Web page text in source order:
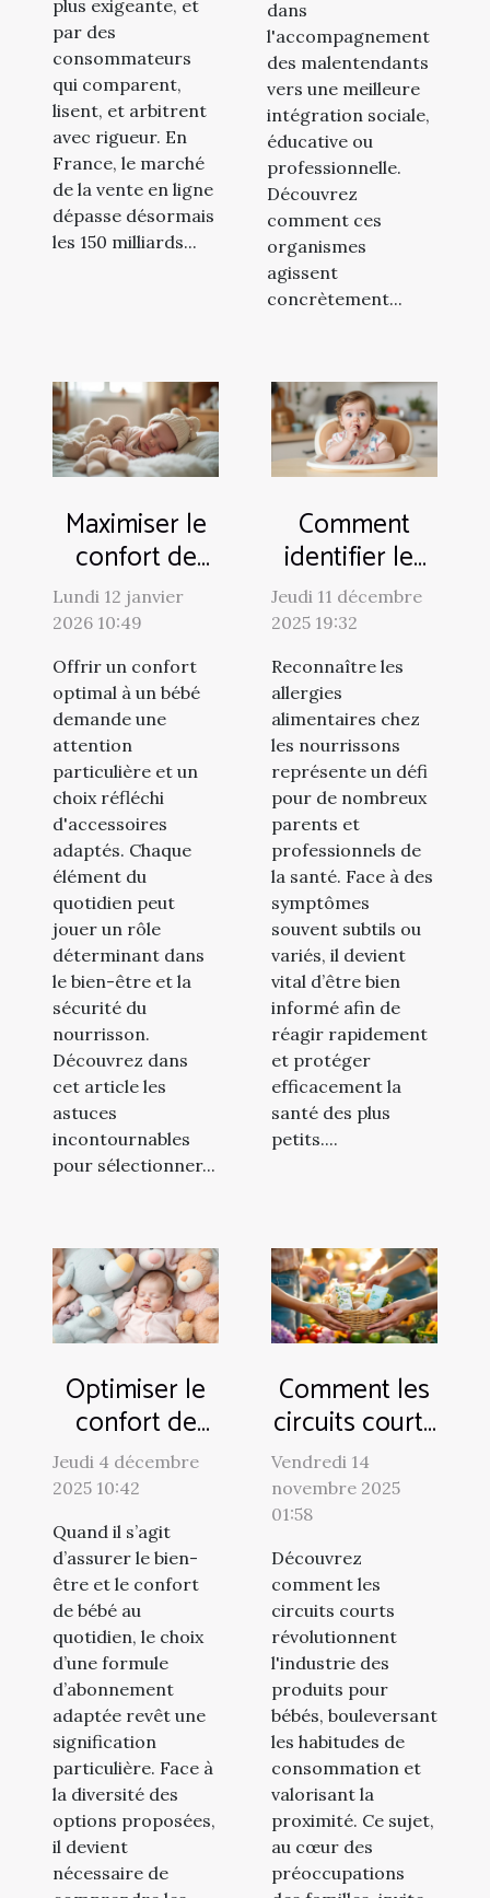
plus exigeante, et
par des
consommateurs
qui comparent,
lisent, et arbitrent
avec rigueur. En
France, le marché
de la vente en ligne
dépasse désormais
les 150 milliards...
dans
l'accompagnement
des malentendants
vers une meilleure
intégration sociale,
éducative ou
professionnelle.
Découvrez
comment ces
organismes
agissent
concrètement...
Maximiser le
confort de
bébé : choisir
les meilleurs
accessoires
Lundi 12 janvier
2026 10:49
Offrir un confort
optimal à un bébé
demande une
attention
particulière et un
choix réfléchi
d'accessoires
adaptés. Chaque
élément du
quotidien peut
jouer un rôle
déterminant dans
le bien-être et la
sécurité du
nourrisson.
Découvrez dans
cet article les
astuces
incontournables
pour sélectionner...
Comment
identifier les
allergies
alimentaires
chez les
nourrissons ?
Jeudi 11 décembre
2025 19:32
Reconnaître les
allergies
alimentaires chez
les nourrissons
représente un défi
pour de nombreux
parents et
professionnels de
la santé. Face à des
symptômes
souvent subtils ou
variés, il devient
vital d’être bien
informé afin de
réagir rapidement
et protéger
efficacement la
santé des plus
petits....
Optimiser le
confort de
bébé : quelle
formule
d'abonnement
choisir ?
Jeudi 4 décembre
2025 10:42
Quand il s’agit
d’assurer le bien-
être et le confort
de bébé au
quotidien, le choix
d’une formule
d’abonnement
adaptée revêt une
signification
particulière. Face à
la diversité des
options proposées,
il devient
nécessaire de
Comment les
circuits courts
transforment
l'industrie des
produits pour
bébés ?
Vendredi 14
novembre 2025
01:58
Découvrez
comment les
circuits courts
révolutionnent
l'industrie des
produits pour
bébés, bouleversant
les habitudes de
consommation et
valorisant la
proximité. Ce sujet,
au cœur des
préoccupations